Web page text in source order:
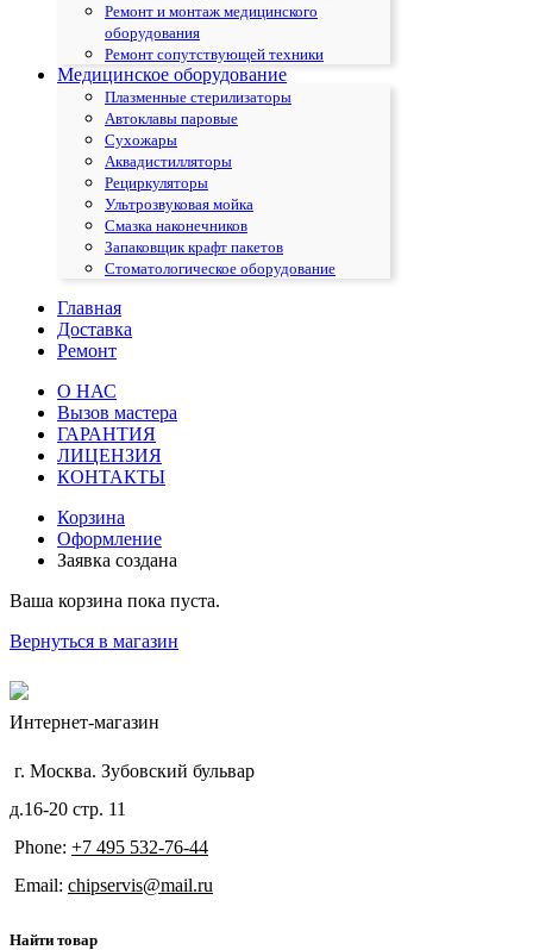
Ремонт и монтаж медицинского
оборудования
Ремонт сопутствующей техники
Медицинское оборудование
Плазменные стерилизаторы
Автоклавы паровые
Сухожары
Аквадистилляторы
Рециркуляторы
Ультрозвуковая мойка
Смазка наконечников
Запаковщик крафт пакетов
Стоматологическое оборудование
Главная
Доставка
Ремонт
О НАС
Вызов мастера
ГАРАНТИЯ
ЛИЦЕНЗИЯ
КОНТАКТЫ
Корзина
Оформление
Заявка создана
Ваша корзина пока пуста.
Вернуться в магазин
Интернет-магазин
г. Москва. Зубовский бульвар
д.16-20 стр. 11
Phone: +7 495 532-76-44
Email: chipservis@mail.ru
Найти товар